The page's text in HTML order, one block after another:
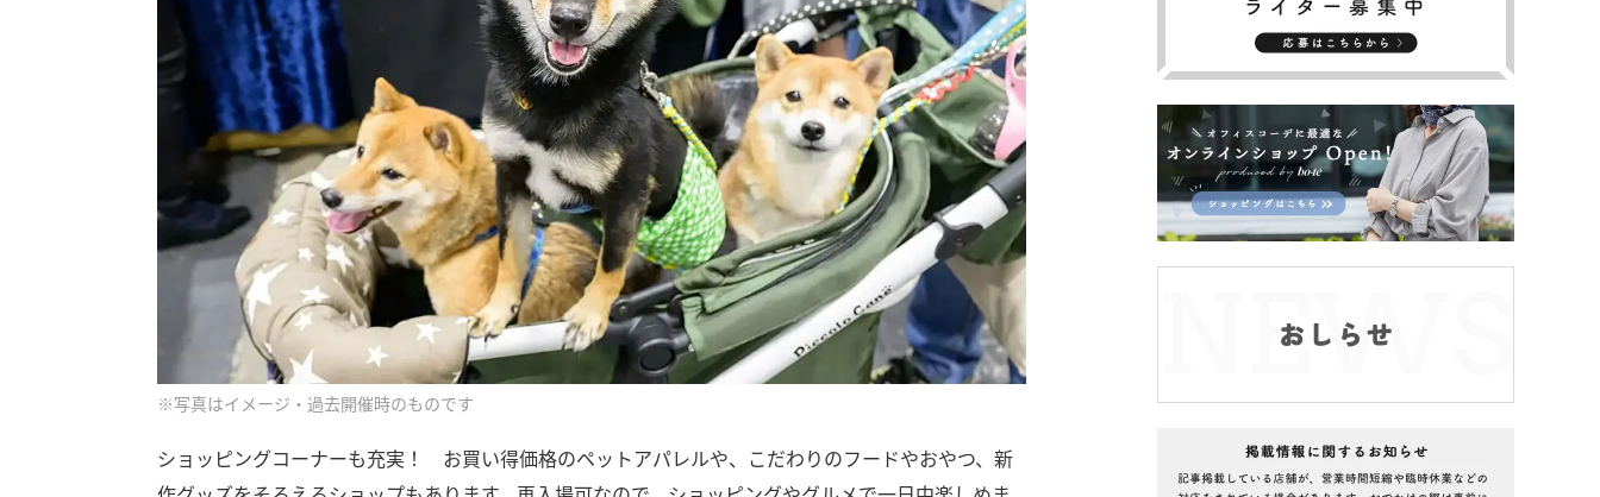
※写真はイメージ・過去開催時のものです
ショッピングコーナーも充実！ お買い得価格のペットアパレルや、こだわりのフードやおやつ、新